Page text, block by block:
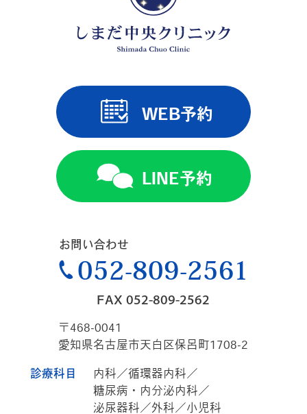
WEB予約
LINE予約
お問い合わせ
052-809-2561
FAX 052-809-2562
〒468-0041
愛知県名古屋市天白区保呂町1708-2
診療科目
内科／循環器内科／
糖尿病・内分泌内科／
泌尿器科／外科／小児科